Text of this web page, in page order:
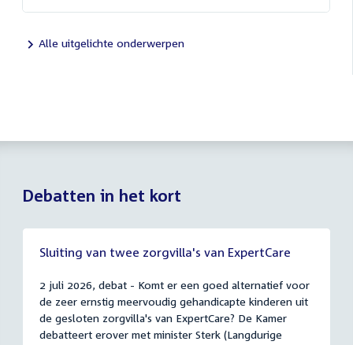
Alle uitgelichte onderwerpen
Debatten in het kort
Sluiting van twee zorgvilla's van ExpertCare
2 juli 2026, debat - Komt er een goed alternatief voor
de zeer ernstig meervoudig gehandicapte kinderen uit
de gesloten zorgvilla's van ExpertCare? De Kamer
debatteert erover met minister Sterk (Langdurige